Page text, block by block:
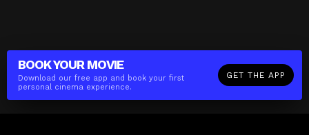
BOOK YOUR MOVIE
Download our free app and book your first
personal cinema experience.
GET THE APP